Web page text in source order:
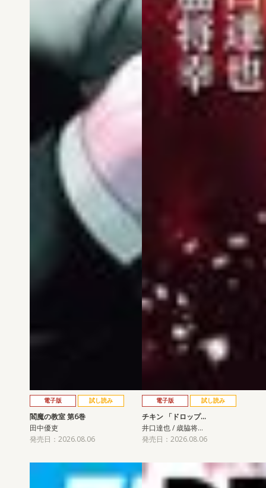
電子版 試し読み
閻魔の教室 第6巻
田中優吏
発売日：2026.08.06
電子版 試し読み
チキン 「ドロップ…
井口達也 / 歳脇将…
発売日：2026.08.06